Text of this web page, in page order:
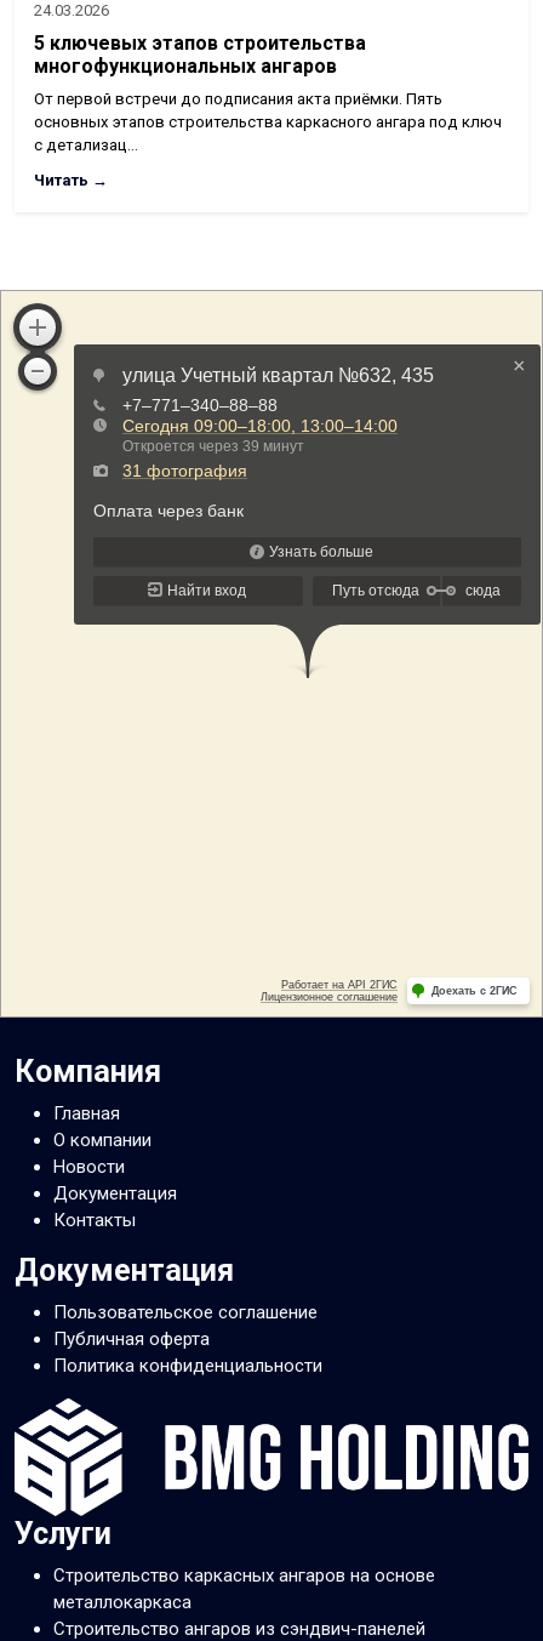
24.03.2026
5 ключевых этапов строительства
многофункциональных ангаров
От первой встречи до подписания акта приёмки. Пять
основных этапов строительства каркасного ангара под ключ
с детализац…
Читать →
Компания
Главная
О компании
Новости
Документация
Контакты
Документация
Пользовательское соглашение
Публичная оферта
Политика конфиденциальности
Услуги
Строительство каркасных ангаров на основе
металлокаркаса
Строительство ангаров из сэндвич-панелей